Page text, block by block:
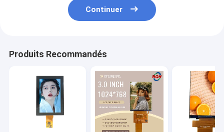
Continuer
Produits Recommandés